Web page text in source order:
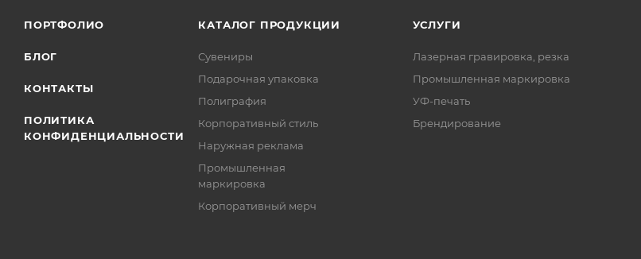
ПОРТФОЛИО
БЛОГ
КОНТАКТЫ
ПОЛИТИКА
КОНФИДЕНЦИАЛЬНОСТИ
КАТАЛОГ ПРОДУКЦИИ
Сувениры
Подарочная упаковка
Полиграфия
Корпоративный стиль
Наружная реклама
Промышленная
маркировка
Корпоративный мерч
УСЛУГИ
Лазерная гравировка, резка
Промышленная маркировка
УФ-печать
Брендирование